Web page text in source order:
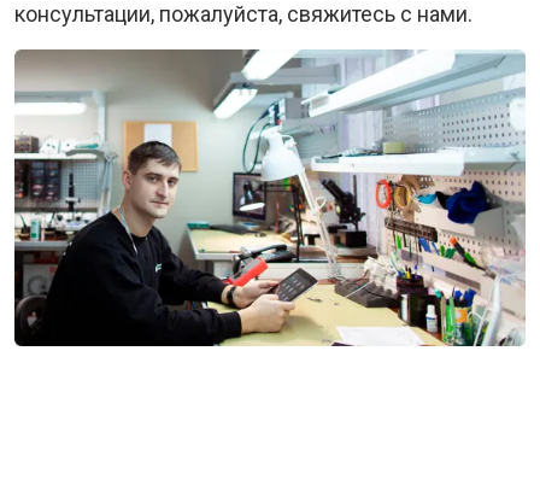
консультации, пожалуйста, свяжитесь с нами.